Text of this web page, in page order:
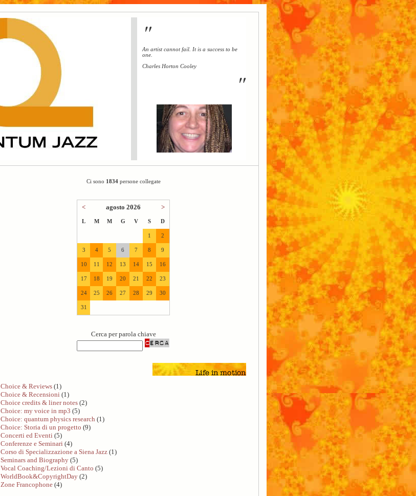
"
An artist cannot fail. It is a success to be
one.
Charles Horton Cooley
"
Ci sono 1834 persone collegate
< agosto 2026 >
L M M G V S D
1 2
3 4 5 6 7 8 9
10 11 12 13 14 15 16
17 18 19 20 21 22 23
24 25 26 27 28 29 30
31
Cerca per parola chiave
Choice & Reviews (1)
Choice & Recensioni (1)
Choice credits & liner notes (2)
Choice: my voice in mp3 (5)
Choice: quantum physics research (1)
Choice: Storia di un progetto (9)
Concerti ed Eventi (5)
Conferenze e Seminari (4)
Corso di Specializzazione a Siena Jazz (1)
Seminars and Biography (5)
Vocal Coaching/Lezioni di Canto (5)
WorldBook&CopyrightDay (2)
Zone Francophone (4)